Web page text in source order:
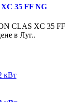
35 FF NG
CLAS XC 35 FF
в Луг..